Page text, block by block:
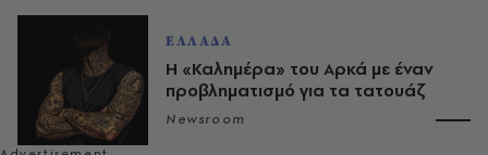
ΕΛΛΑΔΑ
Η «Καλημέρα» του Αρκά με έναν
προβληματισμό για τα τατουάζ
Newsroom